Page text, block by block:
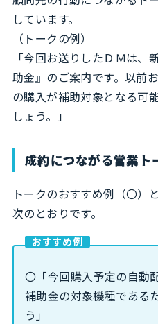
しています。
（トークの例）
「今回お送りしたＤＭは
助金』のご案内です。以前
の購入が補助対象となる可
しょう。」
成約につながる営業ト
トークのおすすめ例（〇
次のとおりです。
おすすめ例
〇「今回購入予定の自動
補助金の対象機種である
う」